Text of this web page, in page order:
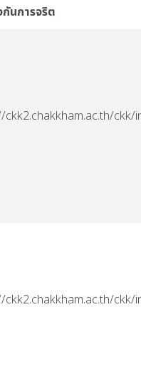
กันการจริต
ckk2.chakkham.ac.th/
ckk2.chakkham.ac.th/